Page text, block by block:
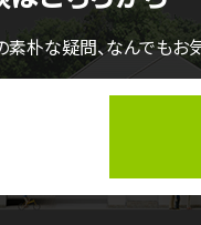
素朴な疑問、なんでもお